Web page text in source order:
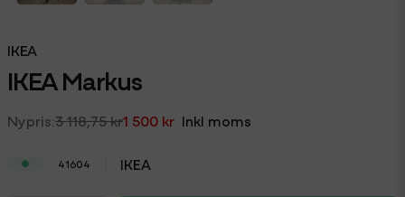
IKEA
IKEA Markus
3 118,75 kr1 500 kr Inkl moms
41604 IKEA